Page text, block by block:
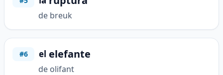
de breuk
#6 el elefante
de olifant